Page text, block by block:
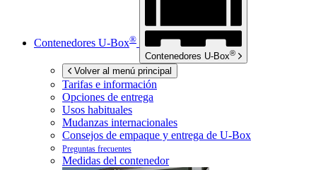
Contenedores U-Box®
Contenedores U-Box®
Volver al menú principal
Tarifas e información
Opciones de entrega
Usos habituales
Mudanzas internacionales
Consejos de empaque y entrega de U-Box
Preguntas frecuentes
Medidas del contenedor